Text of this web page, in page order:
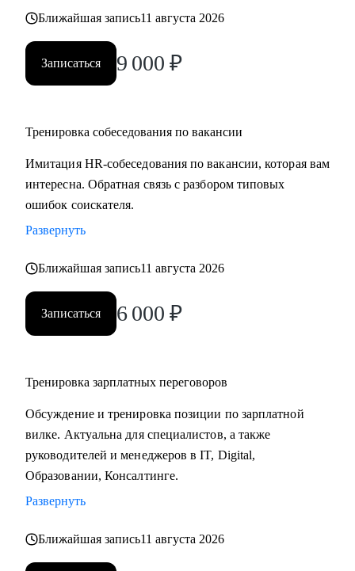
Ближайшая запись11 августа 2026
Записаться 9 000 ₽
Тренировка собеседования по вакансии
Имитация HR-собеседования по вакансии, которая вам
интересна. Обратная связь с разбором типовых
ошибок соискателя.
Развернуть
Ближайшая запись11 августа 2026
Записаться 6 000 ₽
Тренировка зарплатных переговоров
Обсуждение и тренировка позиции по зарплатной
вилке. Актуальна для специалистов, а также
руководителей и менеджеров в IT, Digital,
Образовании, Консалтинге.
Развернуть
Ближайшая запись11 августа 2026